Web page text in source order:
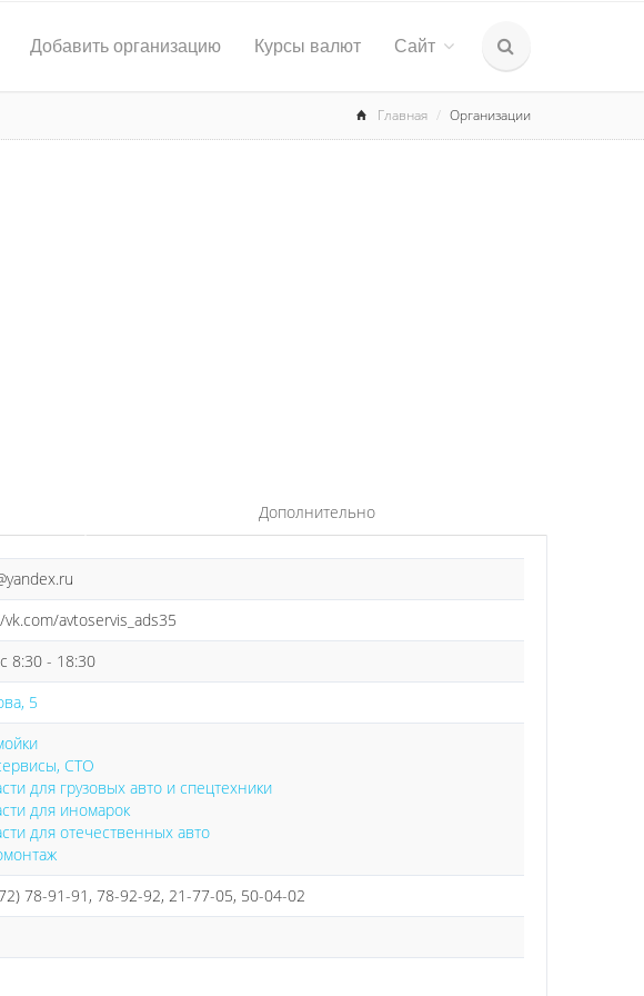
Добавить организацию Курсы валют Сайт
Главная Организации
Дополнительно
avtoservis_ads35
8:30 - 18:30
5
СТО
для грузовых авто и спецтехники
для иномарок
для отечественных авто
78-91-91, 78-92-92, 21-77-05, 50-04-02